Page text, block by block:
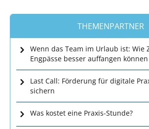
THEMENPARTNER
Wenn das Team im Urlaub ist: Wie
Engpässe besser auffangen können
Last Call: Förderung für digitale
sichern
Was kostet eine Praxis-Stunde?